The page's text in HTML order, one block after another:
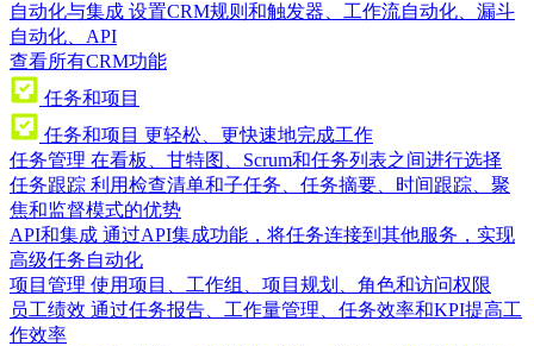
自动化与集成 设置CRM规则和触发器、工作流自动化、漏斗
自动化、API
查看所有CRM功能
任务和项目
任务和项目 更轻松、更快速地完成工作
任务管理 在看板、甘特图、Scrum和任务列表之间进行选择
任务跟踪 利用检查清单和子任务、任务摘要、时间跟踪、聚
焦和监督模式的优势
API和集成 通过API集成功能，将任务连接到其他服务，实现
高级任务自动化
项目管理 使用项目、工作组、项目规划、角色和访问权限
员工绩效 通过任务报告、工作量管理、任务效率和KPI提高工
作效率